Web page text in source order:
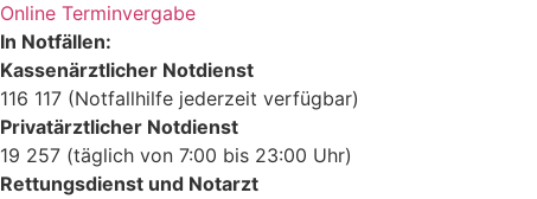
Online Terminvergabe
In Notfällen:
Kassenärztlicher Notdienst
116 117 (Notfallhilfe jederzeit verfügbar)
Privatärztlicher Notdienst
19 257 (täglich von 7:00 bis 23:00 Uhr)
Rettungsdienst und Notarzt